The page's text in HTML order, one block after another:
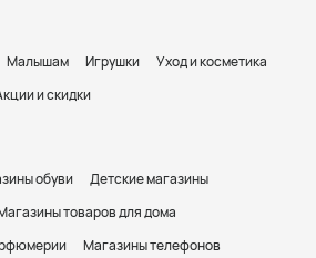
Малышам Игрушки
Уход и косметика
и скидки
обуви
Детские магазины
товаров для дома
Магазины телефонов